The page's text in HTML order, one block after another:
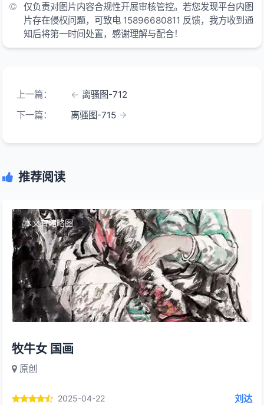
仅负责对图片内容合规性开展审核管控。若您发现平台内图
片存在侵权问题，可致电 15896680811 反馈，我方收到通
知后将第一时间处置，感谢理解与配合！
上一篇：
离骚图-712
下一篇：
离骚图-715
推荐阅读
本文有缩略图
牧牛女 国画
原创
2025-04-22 刘达